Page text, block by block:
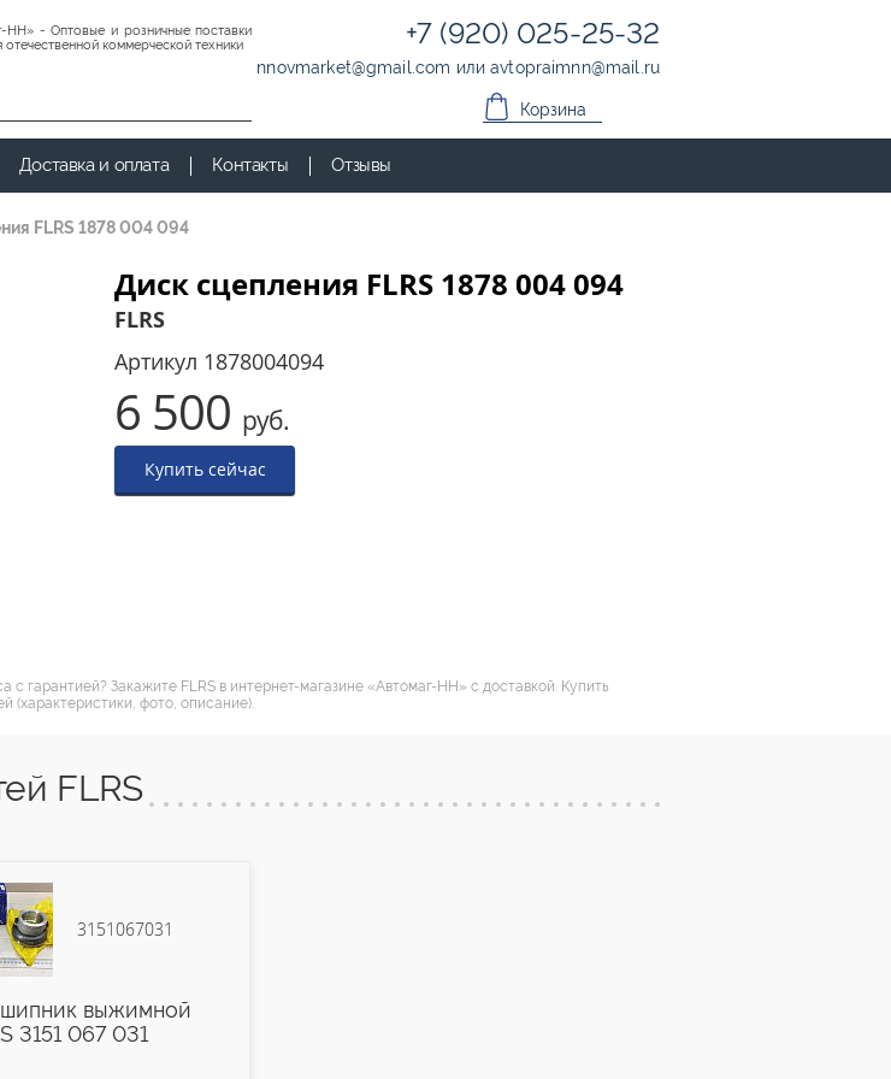
FLRS 1878 004 094
Диск сцепления FLRS 1878 004 094
FLRS
Артикул 1878004094
6 500 руб.
Купить сейчас
с гарантией? Закажите FLRS в интернет-магазине «Автомаг-НН» с доставкой. Купить
(характеристики, фото, описание).
FLRS
3151067031
выжимной
3151 067 031
НН» - Оптовые и розничные поставки
отечественной коммерческой техники
+7 (920) 025-25-32
nnovmarket@gmail.com илиavtopraimnn@mail.ru
Корзина
Доставка и оплата Контакты Отзывы